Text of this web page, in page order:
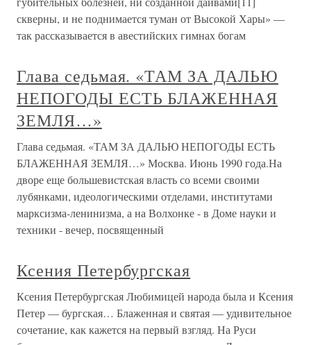
скверны, и не поднимается туман от Высокой Хары» —
так рассказывается в авестийских гимнах богам
Глава седьмая. «ТАМ ЗА ДАЛЬЮ
НЕПОГОДЫ ЕСТЬ БЛАЖЕННАЯ
ЗЕМЛЯ…»
Глава седьмая. «ТАМ ЗА ДАЛЬЮ НЕПОГОДЫ ЕСТЬ
БЛАЖЕННАЯ ЗЕМЛЯ…» Москва. Июнь 1990 года.На
дворе еще большевистская власть со всеми своими
лубянками, идеологическими отделами, институтами
марксизма-ленинизма, а на Волхонке - в Доме науки и
техники - вечер, посвященный
Ксения Петербургская
Ксения Петербургская Любимицей народа была и Ксения
Петер — бургская… Блаженная и святая — удивительное
сочетание, как кажется на первый взгляд. На Руси